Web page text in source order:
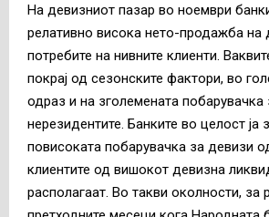
На девизниот пазар во ноември
релативно висока нето-продажба на
потребите на нивните клиенти.
покрај од сезонските фактори, во
одраз и на зголемената
нерезидентите. Банките во целост ја
повисоката побарувачка за девизи
клиентите од вишокот девизна
располагаат. Во такви околности, за